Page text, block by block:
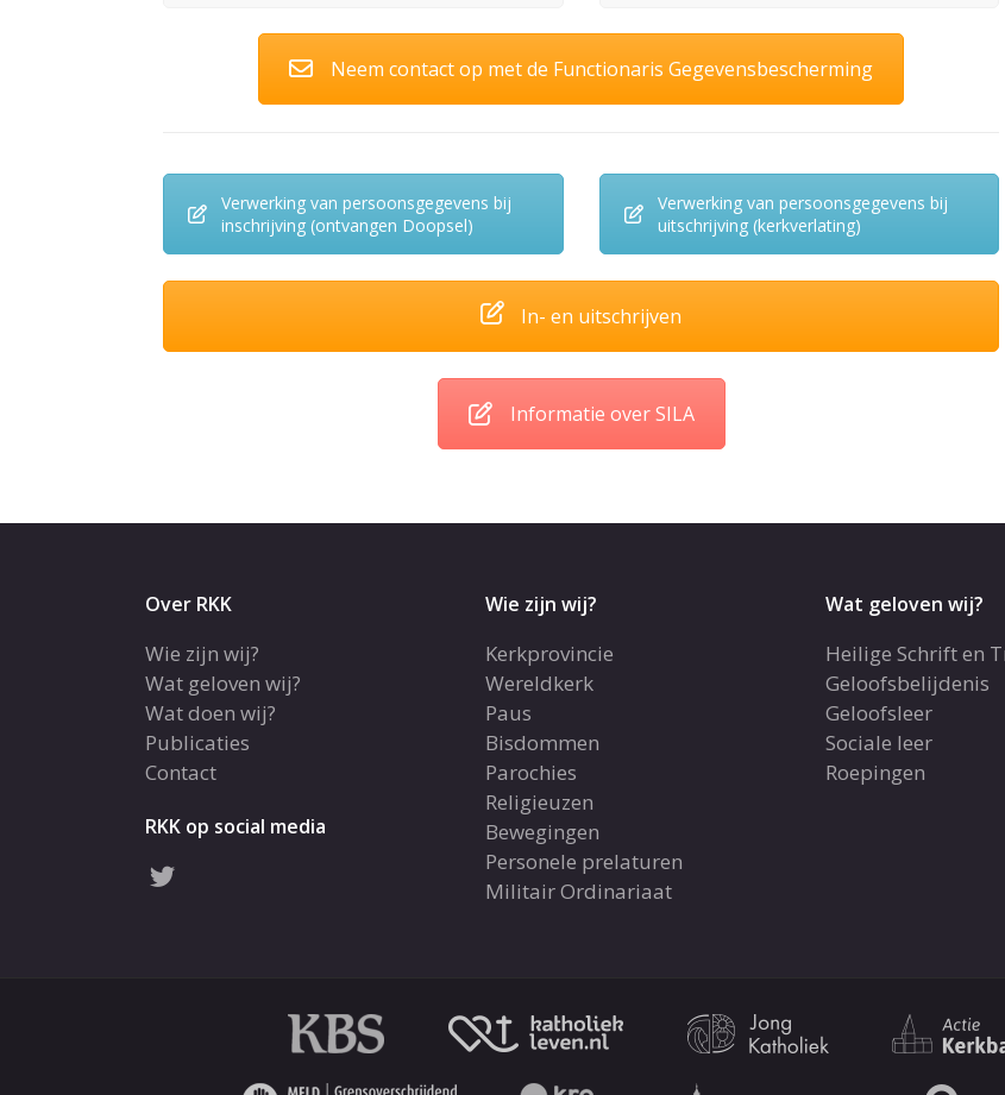
Neem contact op met de Functionaris Gegevensbescherming
Verwerking van persoonsgegevens bij
inschrijving (ontvangen Doopsel)
Verwerking van persoonsgegevens bij
uitschrijving (kerkverlating)
In- en uitschrijven
Informatie over SILA
Over RKK
Wie zijn wij?
Wat geloven wij?
Wat doen wij?
Publicaties
Contact
RKK op social media
Wie zijn wij?
Kerkprovincie
Wereldkerk
Paus
Bisdommen
Parochies
Religieuzen
Bewegingen
Personele prelaturen
Militair Ordinariaat
Wat geloven wij?
Heilige Schrift en
Geloofsbelijdenis
Geloofsleer
Sociale leer
Roepingen